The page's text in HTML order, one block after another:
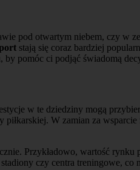
pod otwartym niebem, czy w
stają się coraz bardziej
pomóc ci podjąć świadomą
w te dziedziny mogą
W zamian za
Przykładowo, wartość
czy centra treningowe,